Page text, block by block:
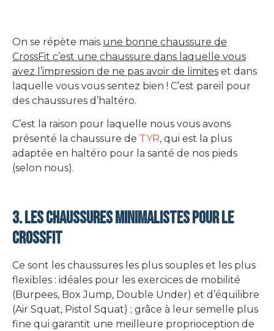
On se répète mais une bonne chaussure de
CrossFit c’est une chaussure dans laquelle vous
avez l’impression de ne pas avoir de limites et dans
laquelle vous vous sentez bien ! C’est pareil pour
des chaussures d’haltéro.
C’est la raison pour laquelle nous vous avons
présenté la chaussure de TYR, qui est la plus
adaptée en haltéro pour la santé de nos pieds
(selon nous).
3. Les chaussures minimalistes pour le
CrossFit
Ce sont les chaussures les plus souples et les plus
flexibles : idéales pour les exercices de mobilité
(Burpees, Box Jump, Double Under) et d’équilibre
(Air Squat, Pistol Squat) ; grâce à leur semelle plus
fine qui garantit une meilleure proprioception de